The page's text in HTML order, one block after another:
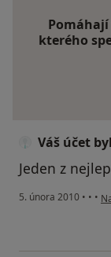
kterého
Váš účet
Jeden z
5. února 2010 • • •